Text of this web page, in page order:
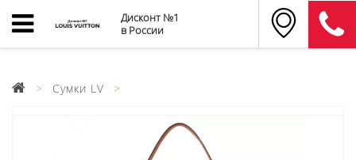
Дисконт №1
в России
Сумки LV